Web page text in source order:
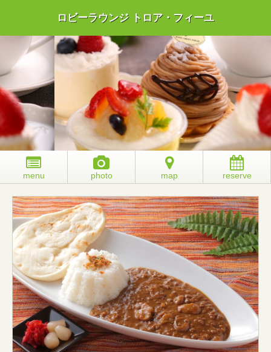
ロビーラウンジ トロア・フィーユ
menu photo map reserve